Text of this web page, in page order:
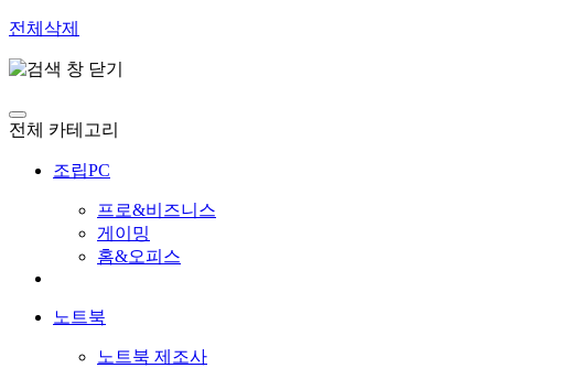
전체삭제
전체 카테고리
조립PC
프로&비즈니스
게이밍
홈&오피스
노트북
노트북 제조사